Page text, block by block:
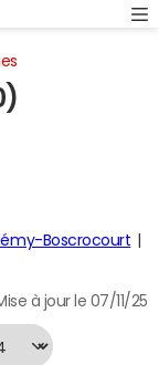
Boscrocourt
à jour le 07/11/25